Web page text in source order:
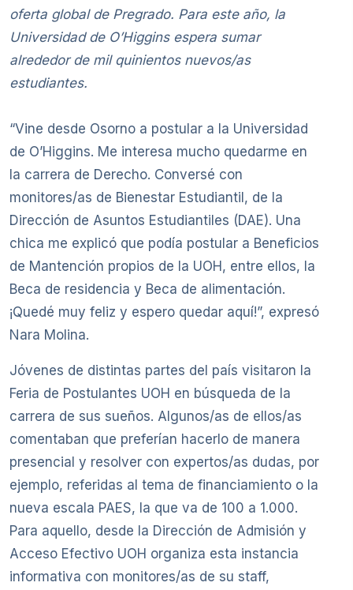
oferta global de Pregrado. Para este año, la
Universidad de O’Higgins espera sumar
alrededor de mil quinientos nuevos/as
estudiantes.
“Vine desde Osorno a postular a la Universidad
de O’Higgins. Me interesa mucho quedarme en
la carrera de Derecho. Conversé con
monitores/as de Bienestar Estudiantil, de la
Dirección de Asuntos Estudiantiles (DAE). Una
chica me explicó que podía postular a Beneficios
de Mantención propios de la UOH, entre ellos, la
Beca de residencia y Beca de alimentación.
¡Quedé muy feliz y espero quedar aquí!”, expresó
Nara Molina.
Jóvenes de distintas partes del país visitaron la
Feria de Postulantes UOH en búsqueda de la
carrera de sus sueños. Algunos/as de ellos/as
comentaban que preferían hacerlo de manera
presencial y resolver con expertos/as dudas, por
ejemplo, referidas al tema de financiamiento o la
nueva escala PAES, la que va de 100 a 1.000.
Para aquello, desde la Dirección de Admisión y
Acceso Efectivo UOH organiza esta instancia
informativa con monitores/as de su staff,